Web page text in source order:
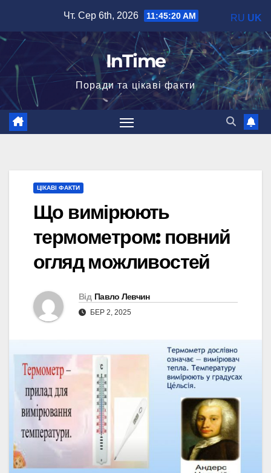
вмісту
Чт. Сер 6th, 2026 11:45:21 AM
InTime
Поради та цікаві факти
ЦІКАВІ ФАКТИ
Що вимірюють
термометром: повний
огляд можливостей
Від Павло Левчин
БЕР 2, 2025
RU UK